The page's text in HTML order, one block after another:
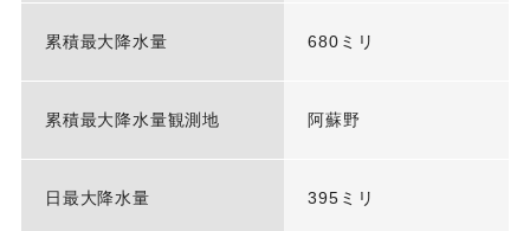
累積最大降水量 680ミリ
累積最大降水量観測地 阿蘇野
日最大降水量 395ミリ